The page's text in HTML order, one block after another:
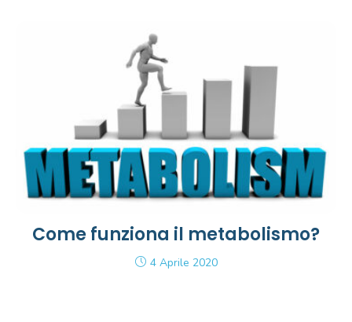
Come funziona il metabolismo?
4 Aprile 2020